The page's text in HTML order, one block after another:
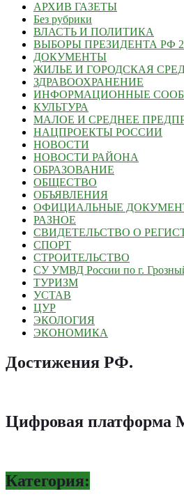
АРХИВ ГАЗЕТЫ
Без рубрики
ВЛАСТЬ И ПОЛИТИКА
ВЫБОРЫ ПРЕЗИДЕНТА РФ
ДОКУМЕНТЫ
ЖИЛЬЕ И ГОРОДСКАЯ
ЗДРАВООХРАНЕНИЕ
ИНФОРМАЦИОННЫЕ
КУЛЬТУРА
МАЛОЕ И СРЕДНЕЕ
НАЦПРОЕКТЫ РОССИИ
НОВОСТИ
НОВОСТИ РАЙОНА
ОБРАЗОВАНИЕ
ОБЩЕСТВО
ОБЪЯВЛЕНИЯ
ОФИЦИАЛЬНЫЕ
РАЗНОЕ
СВИДЕТЕЛЬСТВО О
СПОРТ
СТРОИТЕЛЬСТВО
СУ УМВД России по г.
ТУРИЗМ
УСТАВ
ЦУР
ЭКОЛОГИЯ
ЭКОНОМИКА
Достижения РФ.
Цифровая
Категория: